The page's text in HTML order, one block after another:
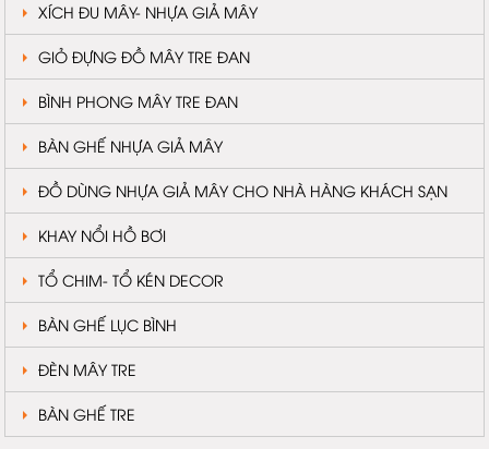
XÍCH ĐU MÂY- NHỰA GIẢ MÂY
GIỎ ĐỰNG ĐỒ MÂY TRE ĐAN
BÌNH PHONG MÂY TRE ĐAN
BÀN GHẾ NHỰA GIẢ MÂY
ĐỒ DÙNG NHỰA GIẢ MÂY CHO NHÀ HÀNG KHÁCH SẠN
KHAY NỔI HỒ BƠI
TỔ CHIM- TỔ KÉN DECOR
BÀN GHẾ LỤC BÌNH
ĐÈN MÂY TRE
BÀN GHẾ TRE